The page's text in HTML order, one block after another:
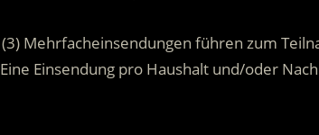
(3) Mehrfacheinsendungen führen zum
Eine Einsendung pro Haushalt und/oder